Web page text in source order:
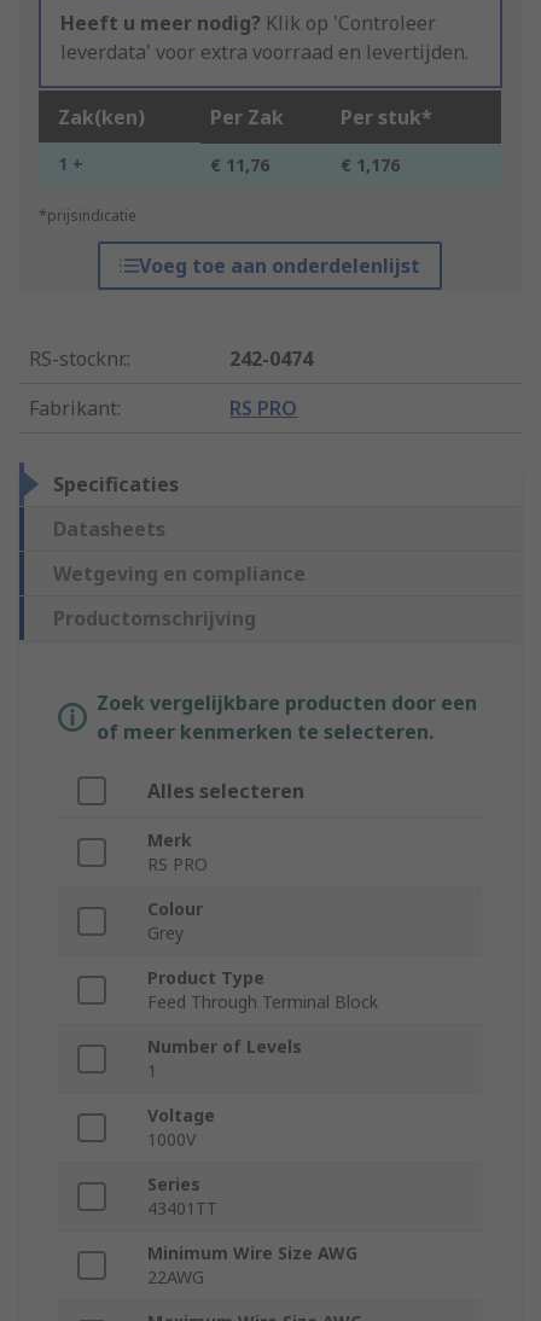
Heeft u meer nodig? Klik op 'Controleer
leverdata' voor extra voorraad en levertijden.
Zak(ken) Per Zak Per stuk*
1 + € 11,76 € 1,176
*prijsindicatie
Voeg toe aan onderdelenlijst
RS-stocknr.:
242-0474
Fabrikant: RS PRO
Specificaties
Datasheets
Wetgeving en compliance
Productomschrijving
Zoek vergelijkbare producten door een
of meer kenmerken te selecteren.
Alles selecteren
Merk
RS PRO
Colour
Grey
Product Type
Feed Through Terminal Block
Number of Levels
1
Voltage
1000V
Series
43401TT
Minimum Wire Size AWG
22AWG